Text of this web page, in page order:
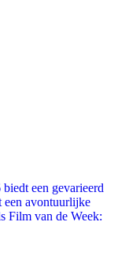
een gevarieerd
een avontuurlijke
Film van de Week: